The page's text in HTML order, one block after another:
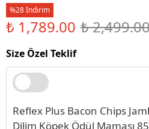
%28 İndirim
₺ 1,789.00 ₺
Size Özel Teklif
Reflex Plus Bacon Chips
Dilim Köpek Ödül Maması